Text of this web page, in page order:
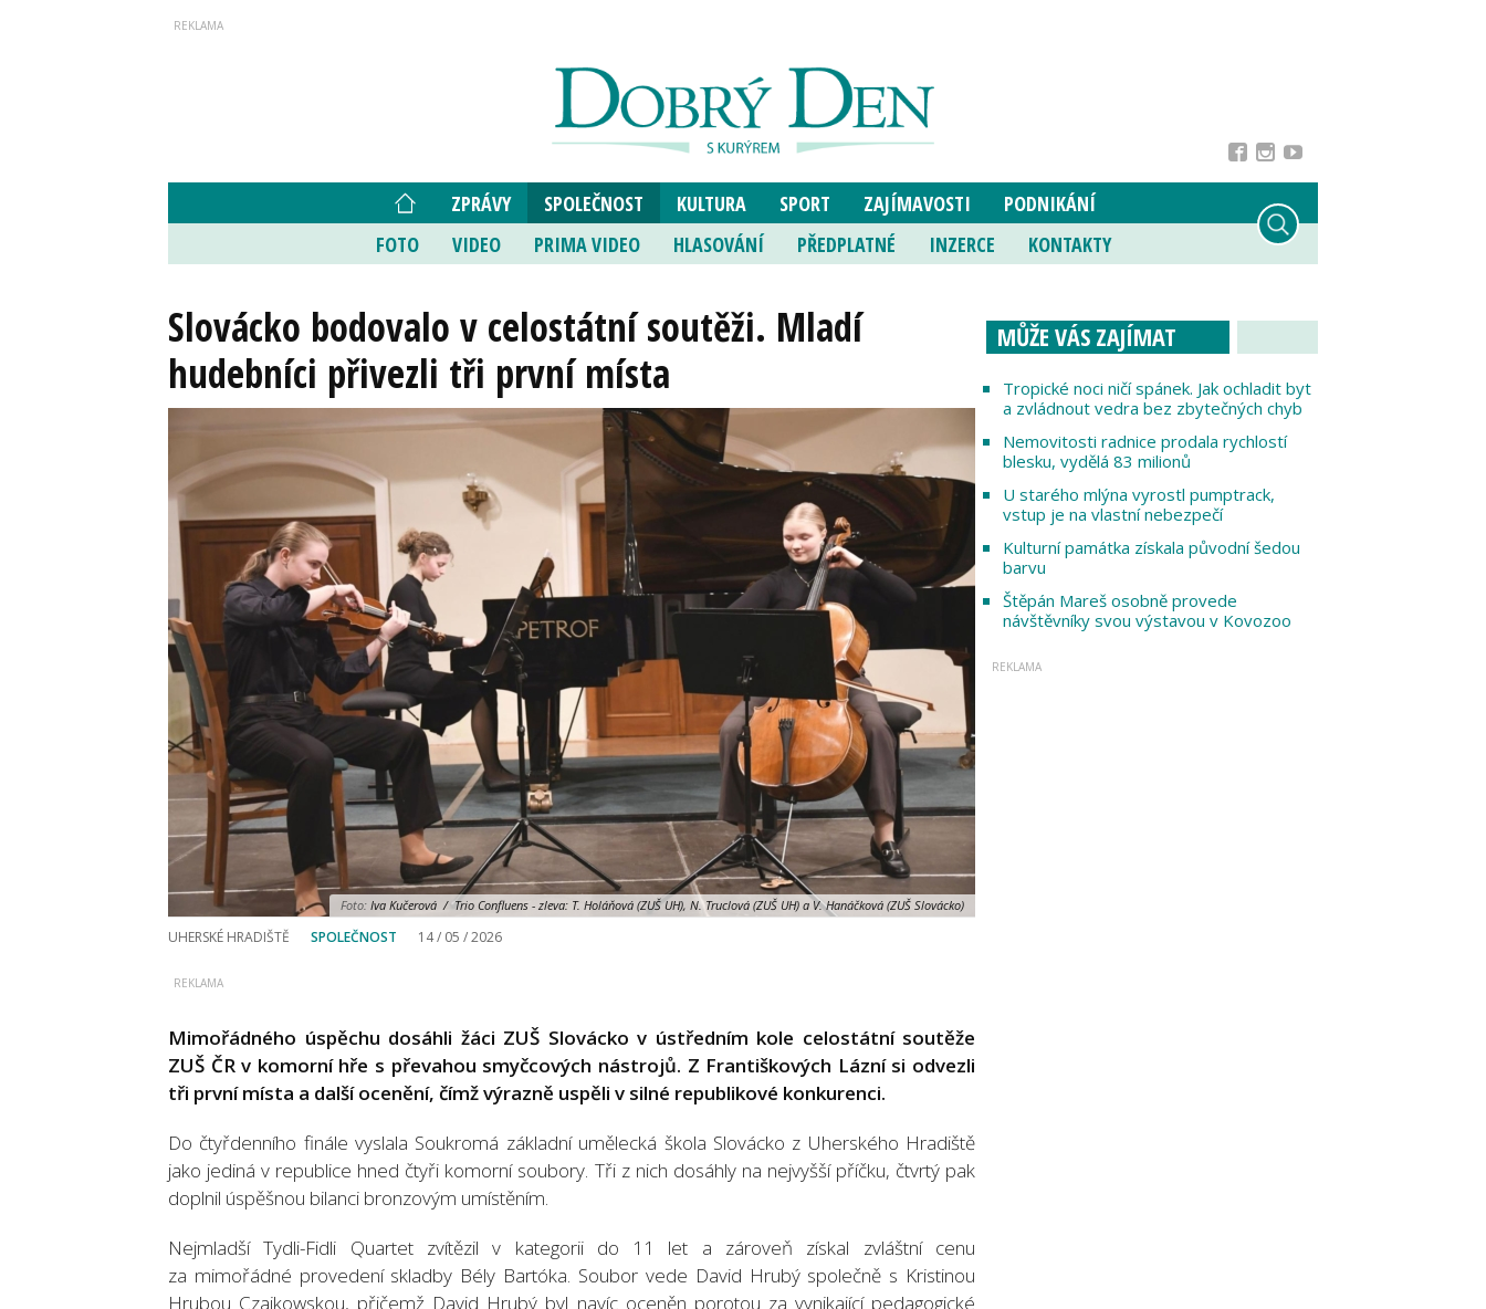
ZPRÁVY SPOLEČNOST KULTURA SPORT ZAJÍMAVOSTI
PODNIKÁNÍ
FOTO
VIDEO PRIMA VIDEO HLASOVÁNÍ PŘEDPLATNÉ INZERCE KONTAKTY
Slovácko bodovalo v celostátní soutěži. Mladí
hudebníci přivezli tři první místa
Foto: Iva Kučerová / Trio Confluens - zleva: T. Holáňová (ZUŠ UH), N. Truclová (ZUŠ UH) a V. Hanáčková (ZUŠ Slovácko)
UHERSKÉ HRADIŠTĚ SPOLEČNOST 14 / 05 / 2026
Mimořádného úspěchu dosáhli žáci ZUŠ Slovácko v ústředním kole celostátní soutěže
ZUŠ ČR v komorní hře s převahou smyčcových nástrojů. Z Františkových Lázní si odvezli
tři první místa a další ocenění, čímž výrazně uspěli v silné republikové konkurenci.
Do čtyřdenního finále vyslala Soukromá základní umělecká škola Slovácko z Uherského Hradiště
jako jediná v republice hned čtyři komorní soubory. Tři z nich dosáhly na nejvyšší příčku, čtvrtý pak
doplnil úspěšnou bilanci bronzovým umístěním.
Nejmladší Tydli-Fidli Quartet zvítězil v kategorii do 11 let a zároveň získal zvláštní cenu
za mimořádné provedení skladby Bély Bartóka. Soubor vede David Hrubý společně s Kristinou
Hrubou Czajkowskou, přičemž David Hrubý byl navíc oceněn porotou za vynikající pedagogické
MŮŽE VÁS ZAJÍMAT
Tropické noci ničí spánek. Jak ochladit byt
a zvládnout vedra bez zbytečných chyb
Nemovitosti radnice prodala rychlostí
blesku, vydělá 83 milionů
U starého mlýna vyrostl pumptrack,
vstup je na vlastní nebezpečí
Kulturní památka získala původní šedou
barvu
Štěpán Mareš osobně provede
návštěvníky svou výstavou v Kovozoo